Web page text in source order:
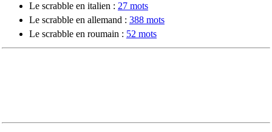
Le scrabble en italien : 27 mots
Le scrabble en allemand : 388 mots
Le scrabble en roumain : 52 mots